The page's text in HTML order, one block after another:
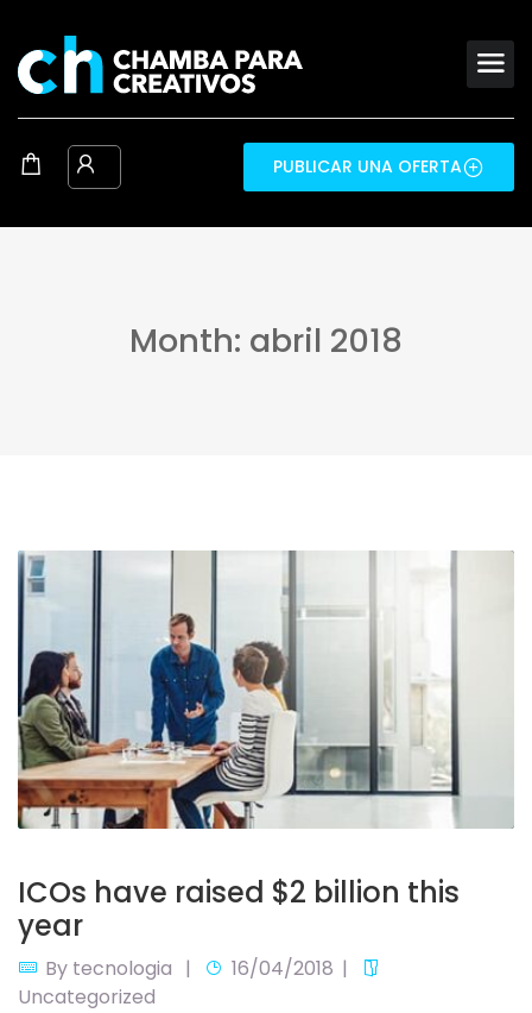
PUBLICAR UNA OFERTA
Month: abril 2018
ICOs have raised $2 billion this
year
By tecnologia
16/04/2018
Uncategorized